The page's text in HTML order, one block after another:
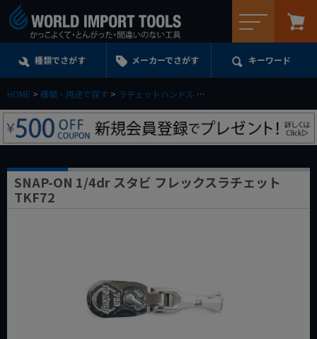
種類でさがす メーカーでさがす キーワード
HOME 種類・用途で探す ラチェットハンドル
SNAP-ON 1/4dr スタビ フレックスラチェット
TKF72